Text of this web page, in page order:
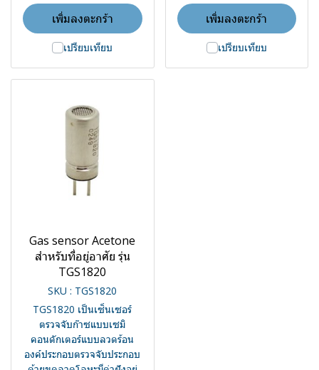
เพิ่มลงตะกร้า
เปรียบเทียบ
เพิ่มลงตะกร้า
เปรียบเทียบ
Gas sensor Acetone
สำหรับที่อยู่อาศัย รุ่น
TGS1820
SKU : TGS1820
TGS1820 เป็นเซ็นเซอร์
ตรวจจับก๊าซแบบเซมิ
คอนดักเตอร์แบบลวดร้อน
องค์ประกอบตรวจจับประกอบ